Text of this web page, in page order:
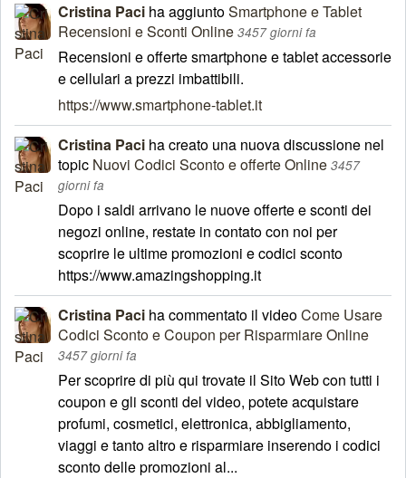
Cristina Paci ha aggiuntoSmartphone e Tablet
Recensioni e Sconti Online 3457 giorni fa
Recensioni e offerte smartphone e tablet accessorie
e cellulari a prezzi imbattibili.
https://www.smartphone-tablet.it
Cristina Paci ha creato una nuova discussione nel
topic Nuovi Codici Sconto e offerte Online 3457
giorni fa
Dopo i saldi arrivano le nuove offerte e sconti dei
negozi online, restate in contato con noi per
scoprire le ultime promozioni e codici sconto
https://www.amazingshopping.it
Cristina Paci ha commentato il videoCome Usare
Codici Sconto e Coupon per Risparmiare Online
3457 giorni fa
Per scoprire di più qui trovate il Sito Web con tutti i
coupon e gli sconti del video, potete acquistare
profumi, cosmetici, elettronica, abbigliamento,
viaggi e tanto altro e risparmiare inserendo i codici
sconto delle promozioni al...